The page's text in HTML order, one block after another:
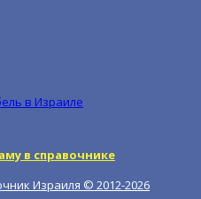
в справочнике
Израиля © 2012-2026